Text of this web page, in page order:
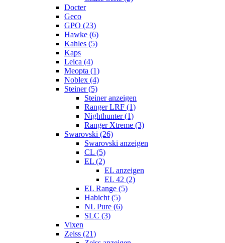
Docter
Geco
GPO (23)
Hawke (6)
Kahles (5)
Kaps
Leica (4)
Meopta (1)
Noblex (4)
Steiner (5)
Steiner anzeigen
Ranger LRF (1)
Nighthunter (1)
Ranger Xtreme (3)
Swarovski (26)
Swarovski anzeigen
CL (5)
EL (2)
EL anzeigen
EL 42 (2)
EL Range (5)
Habicht (5)
NL Pure (6)
SLC (3)
Vixen
Zeiss (21)